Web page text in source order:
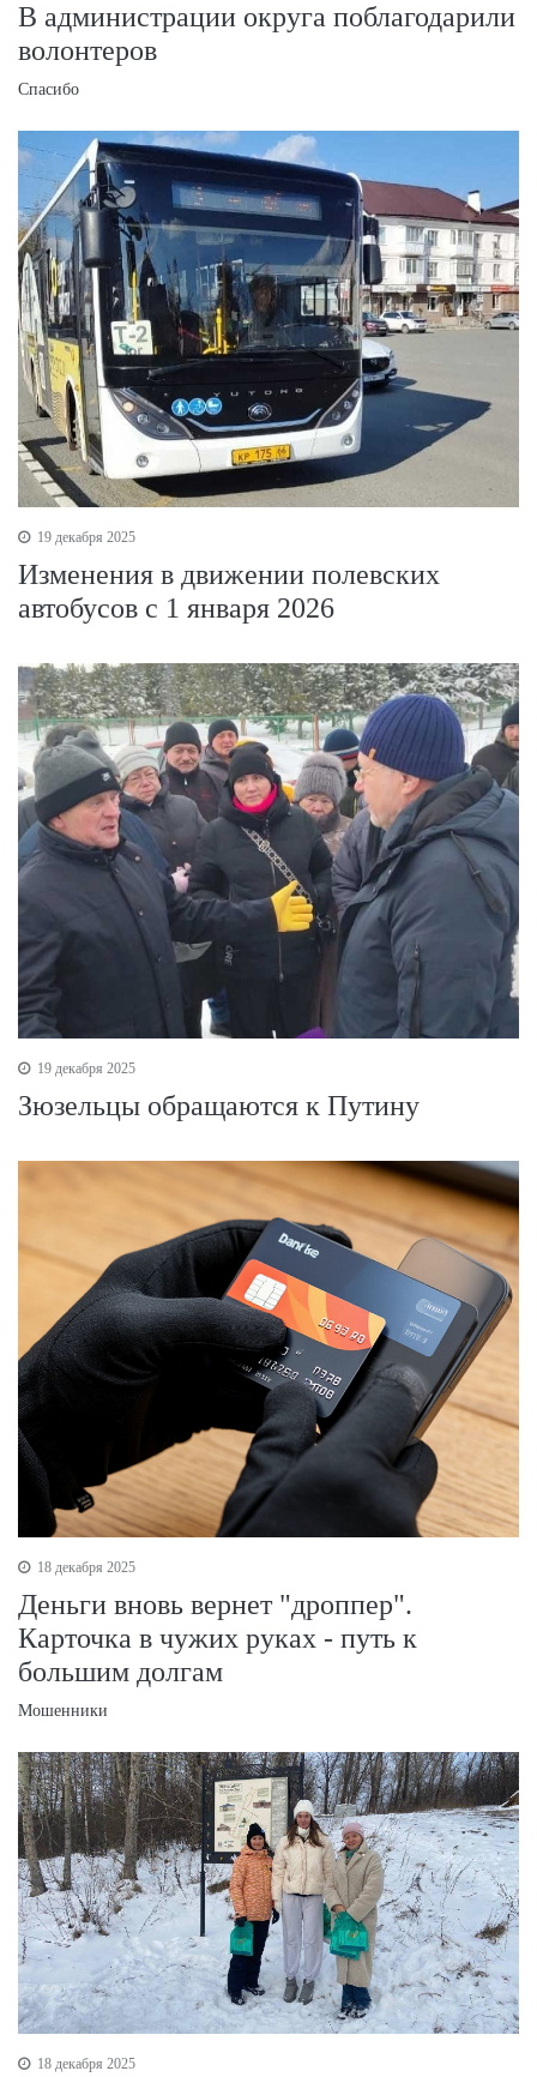
В администрации округа поблагодарили
волонтеров
Спасибо
19 декабря 2025
Изменения в движении полевских
автобусов с 1 января 2026
19 декабря 2025
Зюзельцы обращаются к Путину
18 декабря 2025
Деньги вновь вернет "дроппер".
Карточка в чужих руках - путь к
большим долгам
Мошенники
18 декабря 2025